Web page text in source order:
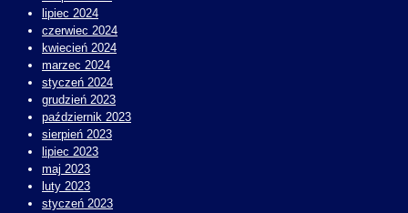
lipiec 2024
czerwiec 2024
kwiecień 2024
marzec 2024
styczeń 2024
grudzień 2023
październik 2023
sierpień 2023
lipiec 2023
maj 2023
luty 2023
styczeń 2023